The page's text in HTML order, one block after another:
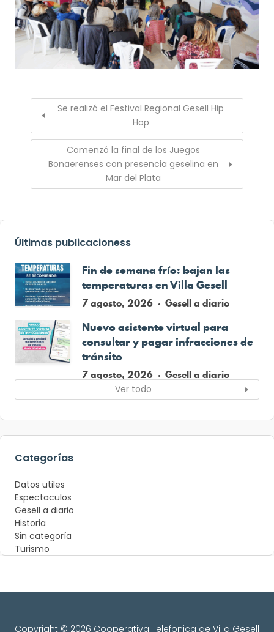
Se realizó el Festival Regional Gesell Hip
Hop
Comenzó la final de los Juegos
Bonaerenses con presencia geselina en
Mar del Plata
Últimas publicacioness
Fin de semana frío: bajan las
temperaturas en Villa Gesell
7 agosto, 2026 Gesell a diario
Nuevo asistente virtual para
consultar y pagar infracciones de
tránsito
7 agosto, 2026 Gesell a diario
Ver todo
Categorías
Datos utiles
Espectaculos
Gesell a diario
Historia
Sin categoría
Turismo
Copyright © 2026 Cooperativa Telefonica de Villa Gesell